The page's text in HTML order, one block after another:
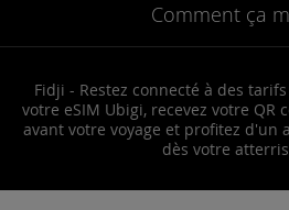
Comment ça
Fidji - Restez connecté à des
votre eSIM Ubigi, recevez votre QR
avant votre voyage et profitez d'un
dès votre